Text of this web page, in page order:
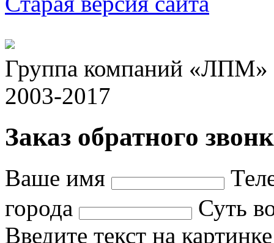
Группа компаний «ЛПМ»
2003-2017
Заказ обратного
Ваше имя
города
Суть
Введите текст на